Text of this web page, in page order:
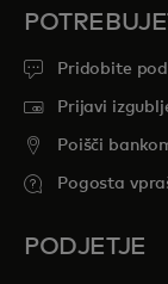
Pridobite
Prijavi
Poišči
Pogosta
PODJETJE